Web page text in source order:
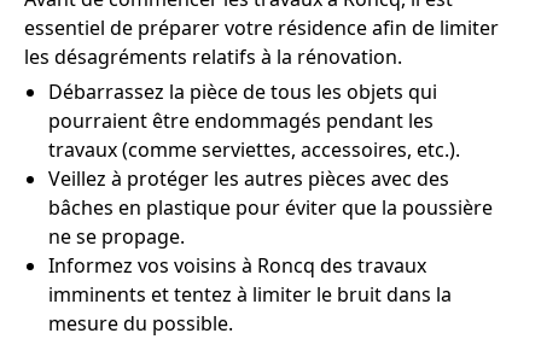
essentiel de préparer votre résidence afin de limiter
les désagréments relatifs à la rénovation.
Débarrassez la pièce de tous les objets qui
pourraient être endommagés pendant les
travaux (comme serviettes, accessoires, etc.).
Veillez à protéger les autres pièces avec des
bâches en plastique pour éviter que la poussière
ne se propage.
Informez vos voisins à Roncq des travaux
imminents et tentez à limiter le bruit dans la
mesure du possible.